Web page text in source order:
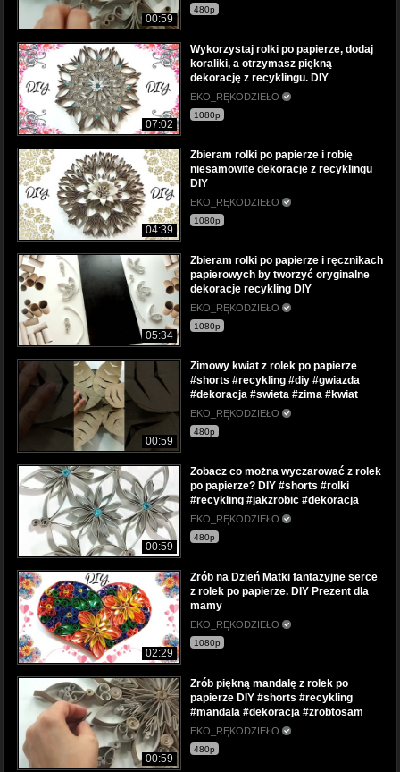
00:59
480p
07:02
Wykorzystaj rolki po papierze, dodaj
koraliki, a otrzymasz piękną
dekorację z recyklingu. DIY
EKO_RĘKODZIEŁO
1080p
04:39
Zbieram rolki po papierze i robię
niesamowite dekoracje z recyklingu
DIY
EKO_RĘKODZIEŁO
1080p
05:34
Zbieram rolki po papierze i ręcznikach
papierowych by tworzyć oryginalne
dekoracje recykling DIY
EKO_RĘKODZIEŁO
1080p
00:59
Zimowy kwiat z rolek po papierze
#shorts #recykling #diy #gwiazda
#dekoracja #swieta #zima #kwiat
EKO_RĘKODZIEŁO
480p
00:59
Zobacz co można wyczarować z rolek
po papierze? DIY #shorts #rolki
#recykling #jakzrobic #dekoracja
EKO_RĘKODZIEŁO
480p
02:29
Zrób na Dzień Matki fantazyjne serce
z rolek po papierze. DIY Prezent dla
mamy
EKO_RĘKODZIEŁO
1080p
00:59
Zrób piękną mandalę z rolek po
papierze DIY #shorts #recykling
#mandala #dekoracja #zrobtosam
EKO_RĘKODZIEŁO
480p